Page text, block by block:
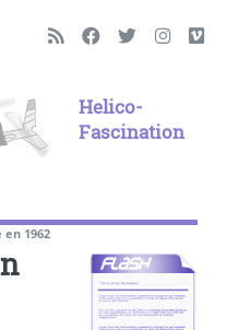
Helico-
Fascination
1962